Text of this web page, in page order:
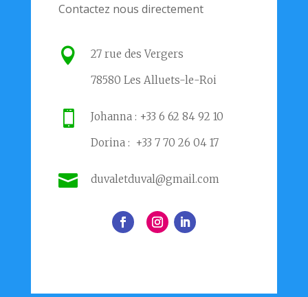
Contactez nous directement

27 rue des Vergers
78580 Les Alluets-le-Roi

Johanna : +33 6 62 84 92 10
Dorina : +33 7 70 26 04 17
 duvaletduval@gmail.com